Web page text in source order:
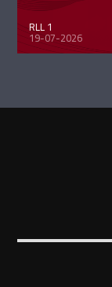
RLL 1
19-07-2026